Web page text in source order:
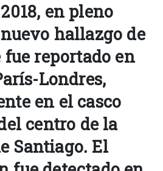
en pleno
hallazgo de
fue reportado en
Londres,
en el casco
centro de la
Santiago. El